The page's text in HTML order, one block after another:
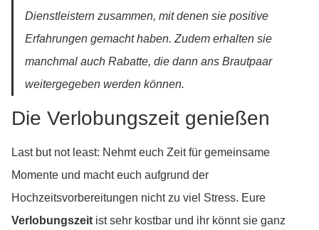
Dienstleistern zusammen, mit denen sie positive
Erfahrungen gemacht haben. Zudem erhalten sie
manchmal auch Rabatte, die dann ans Brautpaar
weitergegeben werden können.
Die Verlobungszeit genießen
Last but not least: Nehmt euch Zeit für gemeinsame
Momente und macht euch aufgrund der
Hochzeitsvorbereitungen nicht zu viel Stress. Eure
Verlobungszeit ist sehr kostbar und ihr könnt sie ganz